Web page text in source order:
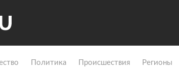
Политика Происшествия Регионы